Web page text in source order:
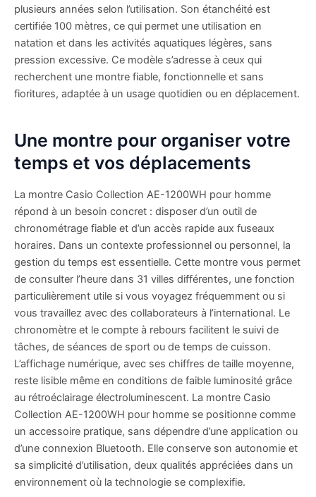
plusieurs années selon l’utilisation. Son étanchéité est
certifiée 100 mètres, ce qui permet une utilisation en
natation et dans les activités aquatiques légères, sans
pression excessive. Ce modèle s’adresse à ceux qui
recherchent une montre fiable, fonctionnelle et sans
fioritures, adaptée à un usage quotidien ou en déplacement.
Une montre pour organiser votre
temps et vos déplacements
La montre Casio Collection AE-1200WH pour homme
répond à un besoin concret : disposer d’un outil de
chronométrage fiable et d’un accès rapide aux fuseaux
horaires. Dans un contexte professionnel ou personnel, la
gestion du temps est essentielle. Cette montre vous permet
de consulter l’heure dans 31 villes différentes, une fonction
particulièrement utile si vous voyagez fréquemment ou si
vous travaillez avec des collaborateurs à l’international. Le
chronomètre et le compte à rebours facilitent le suivi de
tâches, de séances de sport ou de temps de cuisson.
L’affichage numérique, avec ses chiffres de taille moyenne,
reste lisible même en conditions de faible luminosité grâce
au rétroéclairage électroluminescent. La montre Casio
Collection AE-1200WH pour homme se positionne comme
un accessoire pratique, sans dépendre d’une application ou
d’une connexion Bluetooth. Elle conserve son autonomie et
sa simplicité d’utilisation, deux qualités appréciées dans un
environnement où la technologie se complexifie.